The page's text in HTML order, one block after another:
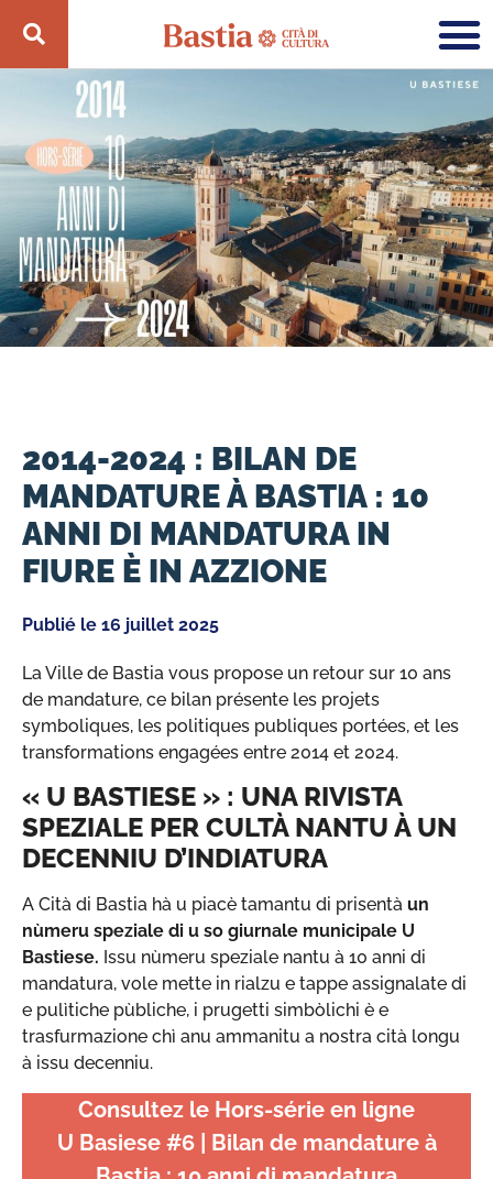
2014-2024 : BILAN DE
MANDATURE À BASTIA : 10
ANNI DI MANDATURA IN
FIURE È IN AZZIONE
Publié le 16 juillet 2025
La Ville de Bastia vous propose un retour sur 10 ans
de mandature, ce bilan présente les projets
symboliques, les politiques publiques portées, et les
transformations engagées entre 2014 et 2024.
« U BASTIESE » : UNA RIVISTA
SPEZIALE PER CULTÀ NANTU À UN
DECENNIU D’INDIATURA
A Cità di Bastia hà u piacè tamantu di prisentà un
nùmeru speziale di u so giurnale municipale U
Bastiese. Issu nùmeru speziale nantu à 10 anni di
mandatura, vole mette in rialzu e tappe assignalate di
e pulìtiche pùbliche, i prugetti simbòlichi è e
trasfurmazione chì anu ammanitu a nostra cità longu
à issu decenniu.
Consultez le Hors-série en ligne
U Basiese #6 | Bilan de mandature à